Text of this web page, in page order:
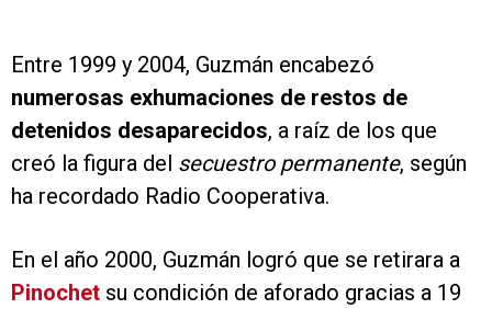
Entre 1999 y 2004, Guzmán encabezó
numerosas exhumaciones de restos de
detenidos desaparecidos, a raíz de los que
creó la figura del secuestro permanente, según
ha recordado Radio Cooperativa.
En el año 2000, Guzmán logró que se retirara a
Pinochet su condición de aforado gracias a 19